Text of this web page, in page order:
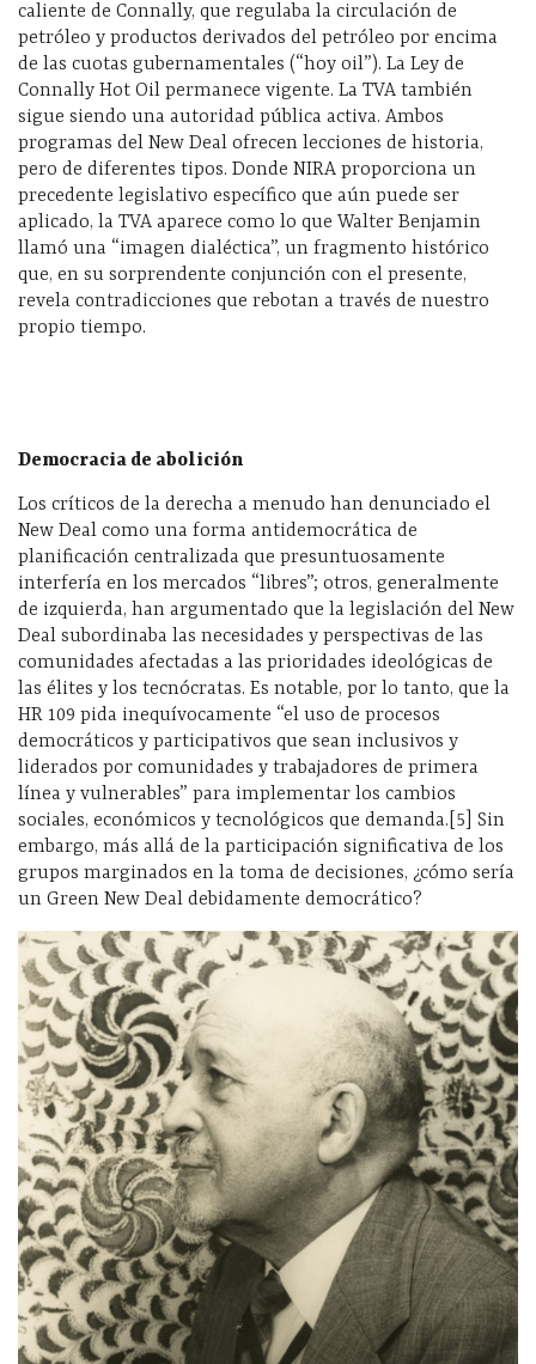
caliente de Connally, que regulaba la circulación de
petróleo y productos derivados del petróleo por encima
de las cuotas gubernamentales (“hoy oil”). La Ley de
Connally Hot Oil permanece vigente. La TVA también
sigue siendo una autoridad pública activa. Ambos
programas del New Deal ofrecen lecciones de historia,
pero de diferentes tipos. Donde NIRA proporciona un
precedente legislativo específico que aún puede ser
aplicado, la TVA aparece como lo que Walter Benjamin
llamó una “imagen dialéctica”, un fragmento histórico
que, en su sorprendente conjunción con el presente,
revela contradicciones que rebotan a través de nuestro
propio tiempo.
Democracia de abolición
Los críticos de la derecha a menudo han denunciado el
New Deal como una forma antidemocrática de
planificación centralizada que presuntuosamente
interfería en los mercados “libres”; otros, generalmente
de izquierda, han argumentado que la legislación del New
Deal subordinaba las necesidades y perspectivas de las
comunidades afectadas a las prioridades ideológicas de
las élites y los tecnócratas. Es notable, por lo tanto, que la
HR 109 pida inequívocamente “el uso de procesos
democráticos y participativos que sean inclusivos y
liderados por comunidades y trabajadores de primera
línea y vulnerables” para implementar los cambios
sociales, económicos y tecnológicos que demanda.[5] Sin
embargo, más allá de la participación significativa de los
grupos marginados en la toma de decisiones, ¿cómo sería
un Green New Deal debidamente democrático?